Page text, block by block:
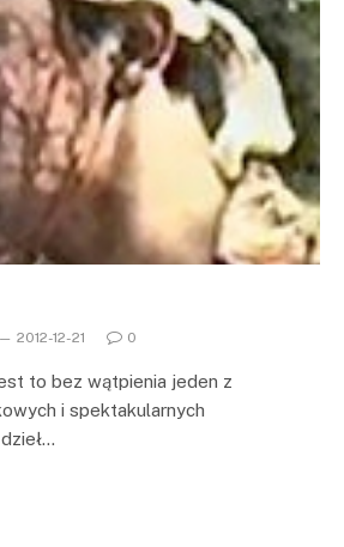
2012-12-21 0
to bez wątpienia jeden z
i spektakularnych